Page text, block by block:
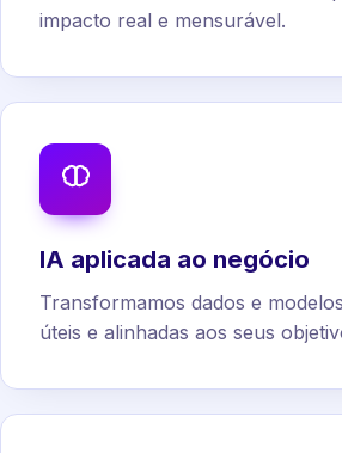
impacto real e mensurável.
IA aplicada ao negócio
Transformamos dados e
úteis e alinhadas aos seus